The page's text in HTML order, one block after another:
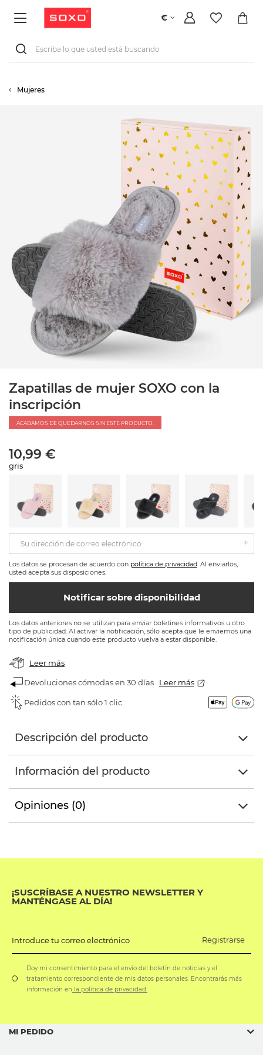
€
Mujeres
Zapatillas de mujer SOXO con la
inscripción
ACABAMOS DE QUEDARNOS SIN ESTE PRODUCTO.
10,99 €
gris
Su dirección de correo electrónico
Los datos se procesan de acuerdo con política de privacidad . Al enviarlos,
usted acepta sus disposiciones.
Notificar sobre disponibilidad
Los datos anteriores no se utilizan para enviar boletines informativos u otro
tipo de publicidad. Al activar la notificación, sólo acepta que le enviemos una
notificación única cuando este producto vuelva a estar disponible.
Leer más
Devoluciones cómodas en 30 días Leer más
Pedidos con tan sólo 1 clic
Descripción del producto
Información del producto
Opiniones (0)
¡SUSCRÍBASE A NUESTRO NEWSLETTER Y
MANTÉNGASE AL DÍA!
Introduce tu correo electrónico Registrarse
Doy mi consentimiento para el envío del boletín de noticias y el
tratamiento correspondiente de mis datos personales. Encontrarás más
información en la política de privacidad.
MI PEDIDO